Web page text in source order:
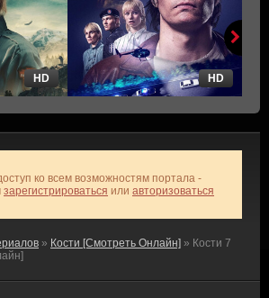
HD HD
ко всем возможностям портала -
зарегистрироваться или авторизоваться
» Кости [Смотреть Онлайн] » Кости 7